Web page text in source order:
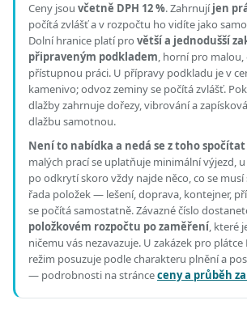
Ceny jsou včetně DPH 12 %.Zahrnujíjen
počítá zvlášť a v rozpočtu ho vidíte jako
Dolní hranice platí pro větší a jednodušší
připraveným podkladem, horní pro
přístupnou práci. U přípravy podkladu je v
kamenivo; odvoz zeminy se počítá zvlášť.
dlažby zahrnuje dořezy, vibrování a
dlažbu samotnou.
Není to nabídka a nedá se z toho spočítat
malých prací se uplatňuje minimální výjezd,
po odkrytí skoro vždy najde něco, co se musí
řada položek — lešení, doprava, kontejner,
se počítá samostatně. Závazné číslo
položkovém rozpočtu po zaměření, které
ničemu vás nezavazuje. U zakázek pro plátce
režim posuzuje podle charakteru plnění a
— podrobnosti na stránceceny a průběh